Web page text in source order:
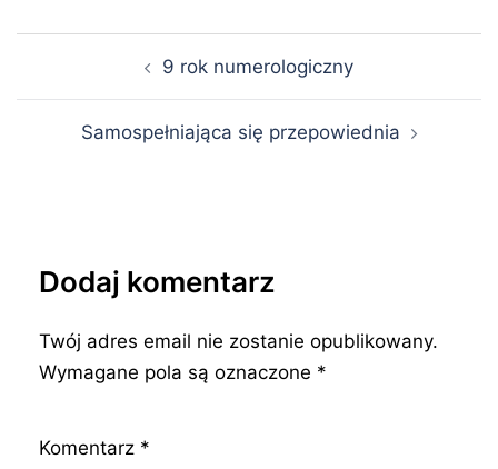
9 rok numerologiczny
Samospełniająca się przepowiednia
Dodaj komentarz
Twój adres email nie zostanie opublikowany.
Wymagane pola są oznaczone *
Komentarz *